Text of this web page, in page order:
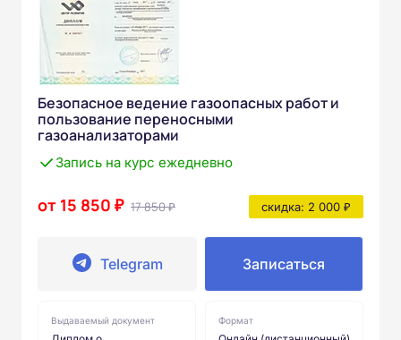
Безопасное ведение газоопасных работ и
пользование переносными
газоанализаторами
Запись на курс ежедневно
от 15 850 ₽ 17 850 ₽ скидка: 2 000 ₽
Telegram Записаться
Выдаваемый документ Формат